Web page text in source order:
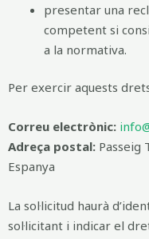
presentar una
competent si
a la normativa.
Per exercir aquests
Correu electrònic:
Adreça postal: Passeig
Espanya
La sol·licitud haurà
sol·licitant i indicar el